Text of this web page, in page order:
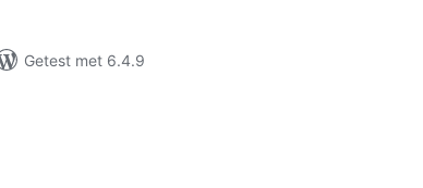
Getest met 6.4.9